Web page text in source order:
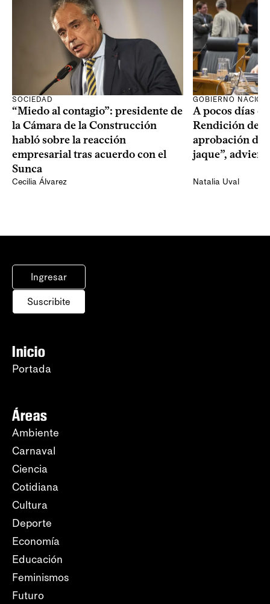
SOCIEDAD
“Miedo al contagio”: presidente de
la Cámara de la Construcción
habló sobre la reacción
empresarial tras acuerdo con el
Sunca
Cecilia Álvarez
GOBIERNO
A pocos días
Rendición de
aprobación del
jaque”,
Natalia Uval
Ingresar
Suscribite
Inicio
Portada
Áreas
Ambiente
Carnaval
Ciencia
Cotidiana
Cultura
Deporte
Economía
Educación
Feminismos
Futuro